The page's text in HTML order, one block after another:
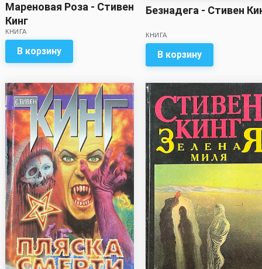
Мареновая Роза - Стивен
Кинг
КНИГА
В корзину
Безнадега - Стивен
КНИГА
В корзину